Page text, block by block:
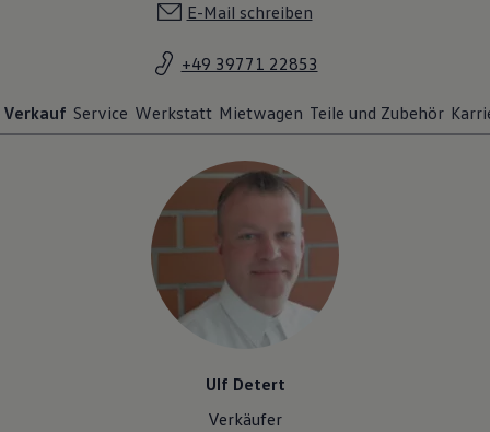
E-Mail schreiben
+49 39771 22853
Verkauf Service Werkstatt Mietwagen Teile und Zubehör
Ulf Detert
Verkäufer